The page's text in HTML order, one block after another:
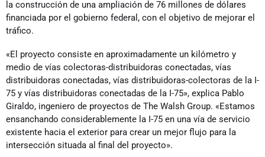
la construcción de una ampliación de 76 millones de dólares
financiada por el gobierno federal, con el objetivo de mejorar el
tráfico.
«El proyecto consiste en aproximadamente un kilómetro y
medio de vías colectoras-distribuidoras conectadas, vías
distribuidoras conectadas, vías distribuidoras-colectoras de la I-
75 y vías distribuidoras conectadas de la I-75», explica Pablo
Giraldo, ingeniero de proyectos de The Walsh Group. «Estamos
ensanchando considerablemente la I-75 en una vía de servicio
existente hacia el exterior para crear un mejor flujo para la
intersección situada al final del proyecto».